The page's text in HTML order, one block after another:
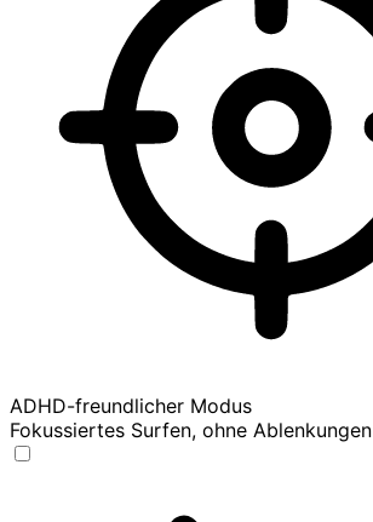
ADHD-freundlicher Modus
Fokussiertes Surfen, ohne Ablenkungen